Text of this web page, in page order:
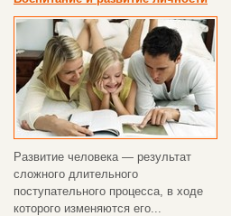
Развитие человека — результат
сложного длительного
поступательного процесса, в ходе
которого изменяются его...